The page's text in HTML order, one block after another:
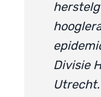
Divisie